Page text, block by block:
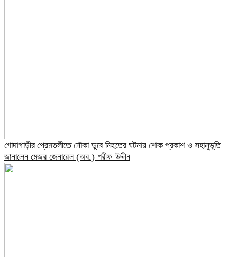
গোদাগাড়ীর প্রেমতলীতে নৌকা ডুবে নিহতের ঘটনায় শোক প্রকাশ ও সহানুভূতি
জানালেন মেজর জেনারেল (অব.) শরীফ উদ্দীন